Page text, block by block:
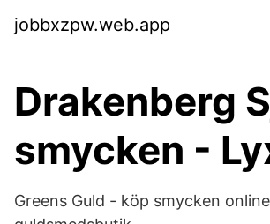
jobbxzpw.web.app
Drakenberg
smycken -
Greens Guld - köp smycken